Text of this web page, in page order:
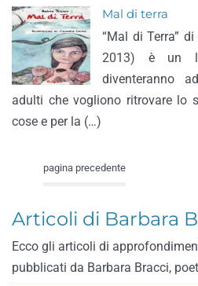
Mal di terra
“Mal di Terra”
2013) è un
diventeranno
adulti che vogliono ritrovare lo
cose e per la (…)
pagina precedente
Articoli di Barbara
Ecco gli articoli di
pubblicati da Barbara Bracci,